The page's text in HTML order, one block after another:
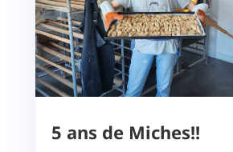
5 ans de Miches!!